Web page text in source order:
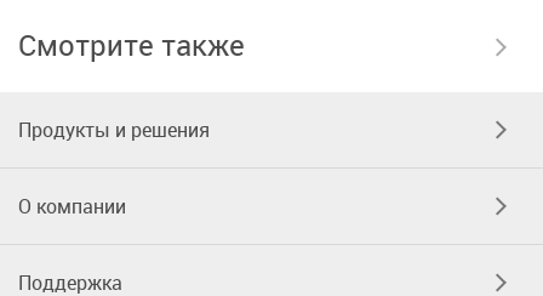
Смотрите также
Продукты и решения
О компании
Поддержка